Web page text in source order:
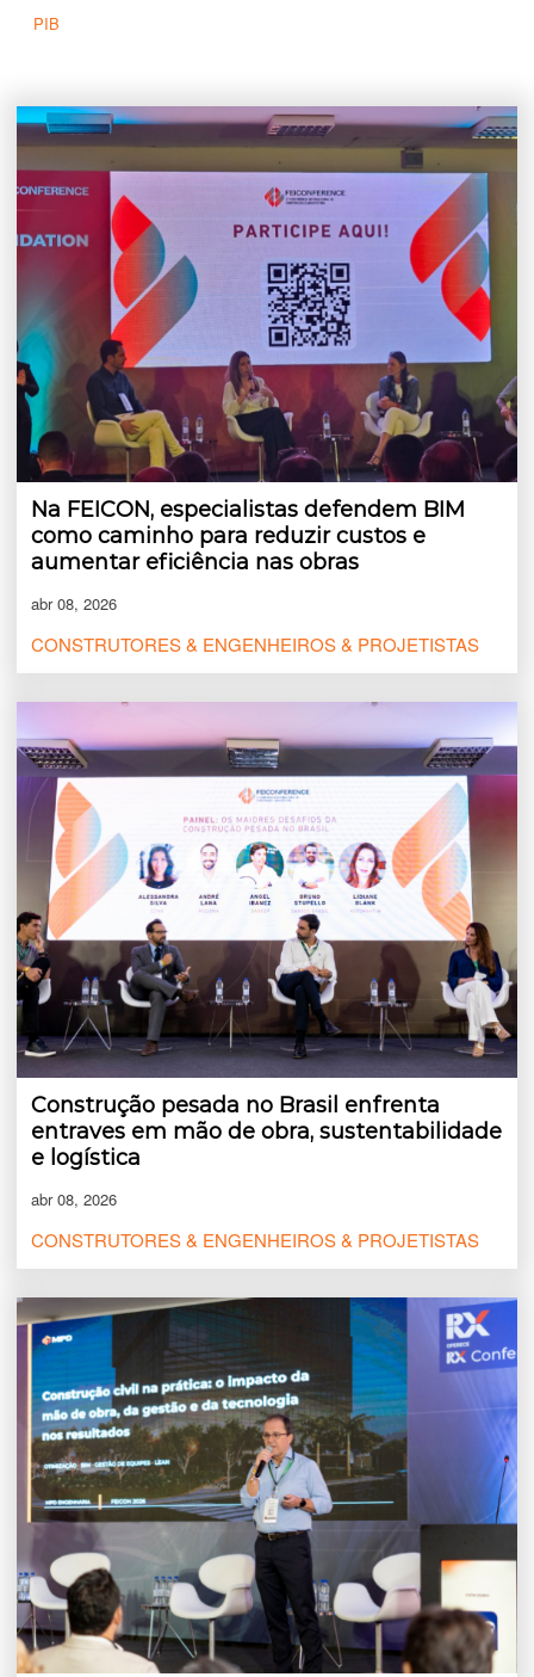
PIB
Na FEICON, especialistas defendem BIM
como caminho para reduzir custos e
aumentar eficiência nas obras
abr 08, 2026
CONSTRUTORES & ENGENHEIROS & PROJETISTAS
Construção pesada no Brasil enfrenta
entraves em mão de obra, sustentabilidade
e logística
abr 08, 2026
CONSTRUTORES & ENGENHEIROS & PROJETISTAS